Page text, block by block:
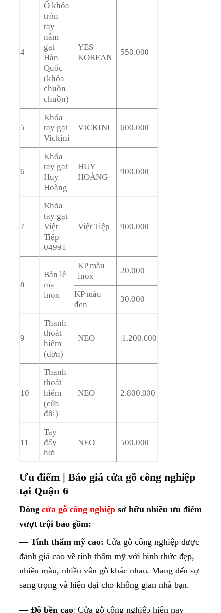
4
Ổ khóa
tròn
tay
nắm
gạt
Hàn
Quốc
(khóa
chuồn
chuồn)
YES
KOREAN
550.000
5
Khóa
tay gạt
Vickini
VICKINI 600.000
6
Khóa
tay gạt
Huy
Hoàng
HUY
HOÀNG
900.000
7
Khóa
tay gạt
Việt
Tiệp
04991
Việt Tiệp 900.000
8
Bản lề
mạ
inox
KP màu
inox
20.000
KP màu
đen
30.000
9
Thanh
thoát
hiểm
(đơn)
NEO |1.200.000
10
Thanh
thoát
hiểm
(cửa
đôi)
NEO 2.800.000
11
Tay
đẩy
hơi
NEO 500.000
Ưu điểm | Báo giá cửa gỗ công nghiệp
tại Quận 6
Dòng cửa gỗ công nghiệp sở hữu nhiều ưu điểm
vượt trội bao gồm:
— Tính thẩm mỹ cao: Cửa gỗ công nghiệp được
đánh giá cao về tính thẩm mỹ với hình thức đẹp,
nhiều màu, nhiều vân gỗ khác nhau. Mang đến sự
sang trọng và hiện đại cho không gian nhà bạn.
— Độ bền cao: Cửa gỗ công nghiệp hiện nay